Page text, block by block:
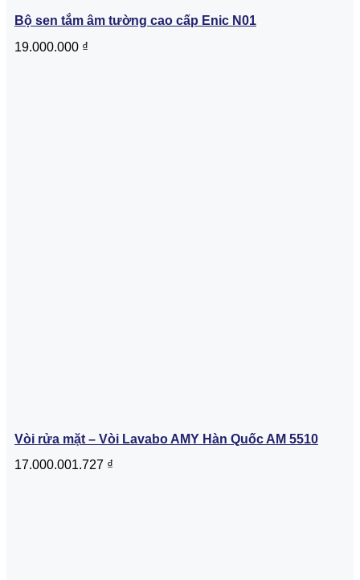
Bộ sen tắm âm tường cao cấp Enic N01
19.000.000 ₫
Vòi rửa mặt – Vòi Lavabo AMY Hàn Quốc AM 5510
17.000.001.727 ₫